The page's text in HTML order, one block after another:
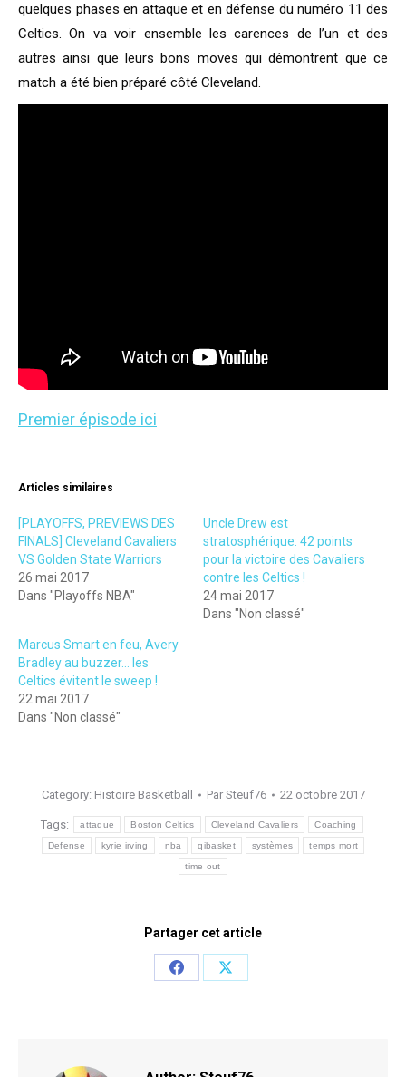
quelques phases en attaque et en défense du numéro 11 des
Celtics. On va voir ensemble les carences de l’un et des
autres ainsi que leurs bons moves qui démontrent que ce
match a été bien préparé côté Cleveland.
Premier épisode ici
Articles similaires
[PLAYOFFS, PREVIEWS DES
FINALS] Cleveland Cavaliers
VS Golden State Warriors
26 mai 2017
Dans "Playoffs NBA"
Uncle Drew est
stratosphérique: 42 points
pour la victoire des Cavaliers
contre les Celtics !
24 mai 2017
Dans "Non classé"
Marcus Smart en feu, Avery
Bradley au buzzer… les
Celtics évitent le sweep !
22 mai 2017
Dans "Non classé"
Category: Histoire Basketball Par Steuf76 22 octobre 2017
Tags: attaque Boston Celtics Cleveland Cavaliers Coaching
Defense kyrie irving nba qibasket systèmes temps mort
time out
Partager cet article
Share
Share